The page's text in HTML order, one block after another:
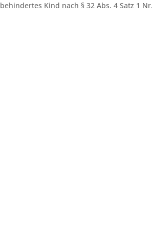
behindertes Kind nach § 32 Abs. 4 Satz 1